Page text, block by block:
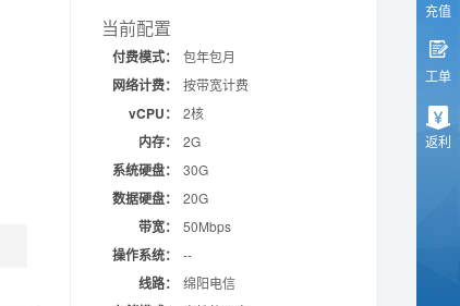
当前配置
付费模式： 包年包月
网络计费： 按带宽计费
vCPU： 2核
内存： 2G
系统硬盘： 30G
数据硬盘： 20G
带宽： 50Mbps
操作系统： --
线路： 绵阳电信
充值
工单
返利